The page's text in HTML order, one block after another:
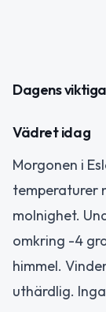
Dagens
Vädret idag
Morgonen i
temperaturer
molnighet.
omkring -4
himmel.
uthärdlig.